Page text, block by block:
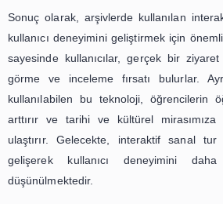
noktada, interaktif sanal tur
gezmelerine imkan sağlar.
gibi tüm koleksiyonları görme ve
Bu teknolojinin en büyük avantajı,
ilgi alanlarına göre arşivleri